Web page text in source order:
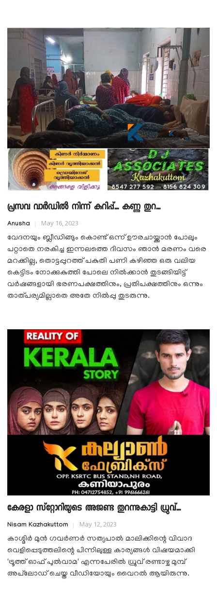
പ്രസവ വാര്‍ഡില്‍ നിന്ന് കുറിപ്പ്... കണ്ണു തുറ...
Anusha
May 16, 2023
വേദനയും ബ്ലീഡിങ്ങും കൊണ്ട് ഒന്ന് ഊരചായ്ക്കാൻ പോലും
പറ്റാതെ നരകിച്ച ഇന്നലത്തെ ദിവസം ഞാൻ മരണം വരെ
മറക്കില്ല, തൊട്ടപ്പുറത്ത് പകുതി പണി കഴിഞ്ഞ ഒരു വലിയ
കെട്ടിടം നോക്കുകുത്തി പോലെ നിൽക്കാൻ തുടങ്ങിയിട്ട്
വർഷങ്ങളായി ഭരണപക്ഷത്തിനും, പ്രതിപക്ഷത്തിനും ഒന്നും
താത്പര്യമില്ലാതെ അതേ നിൽപ്പു തുടരുന്നു.
കേരളാ സ്റ്റോറിയുടെ അജണ്ട തുറന്നുകാട്ടി ധ്രുവ്...
Nisam Kazhakuttom
May 12, 2023
കാശ്മിർ മുൻ ഗവർണർ സത്യപാൽ മാലിക്കിന്റെ വിവാദ
വെളിപ്പെടുത്തലിന്റെ പിന്നിലുള്ള കാര്യങ്ങൾ വിഷയമാക്കി
'ട്രൂത്ത് ഓഫ് പുൽവാമ' എന്നപേരിൽ ധ്രുവ് രണ്ടാഴ്ച മുമ്പ്
അപ്‌ലോഡ് ചെയ്ത വീഡിയോയും വൈറൽ ആയിരുന്നു.